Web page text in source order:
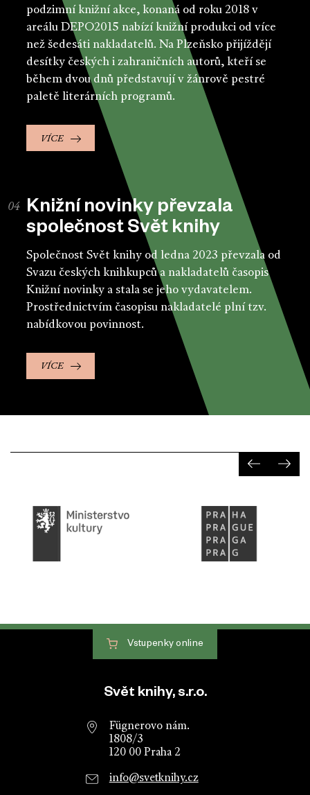
podzimní knižní akce, konaná od roku 2018 v
areálu DEPO2015 nabízí knižní produkci od více
než šedesáti nakladatelů. Na Plzeňsko přijíždějí
desítky českých i zahraničních autorů, kteří se
během dvou dnů představují v žánrově pestré
paletě literárních programů.
VÍCE
Knižní novinky převzala
společnost Svět knihy
Společnost Svět knihy od ledna 2023 převzala od
Svazu českých knihkupců a nakladatelů časopis
Knižní novinky a stala se jeho vydavatelem.
Prostřednictvím časopisu nakladatelé plní tzv.
nabídkovou povinnost.
VÍCE
Patička webu
Vstupenky online
Svět knihy, s.r.o.
Fügnerovo nám.
1808/3
120 00 Praha 2
info@svetknihy.cz